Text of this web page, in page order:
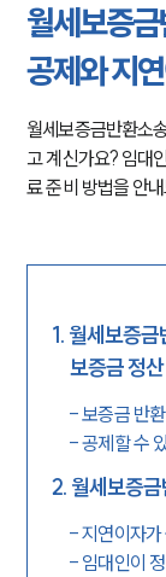
월세보증
공제와 지
월세보증금반환소
고 계신가요? 임대
료 준비 방법을 안
1. 월세보증금
보증금 정
-보증금 반
-공제할 수
2. 월세보증
-지연이자가
- 임대인이